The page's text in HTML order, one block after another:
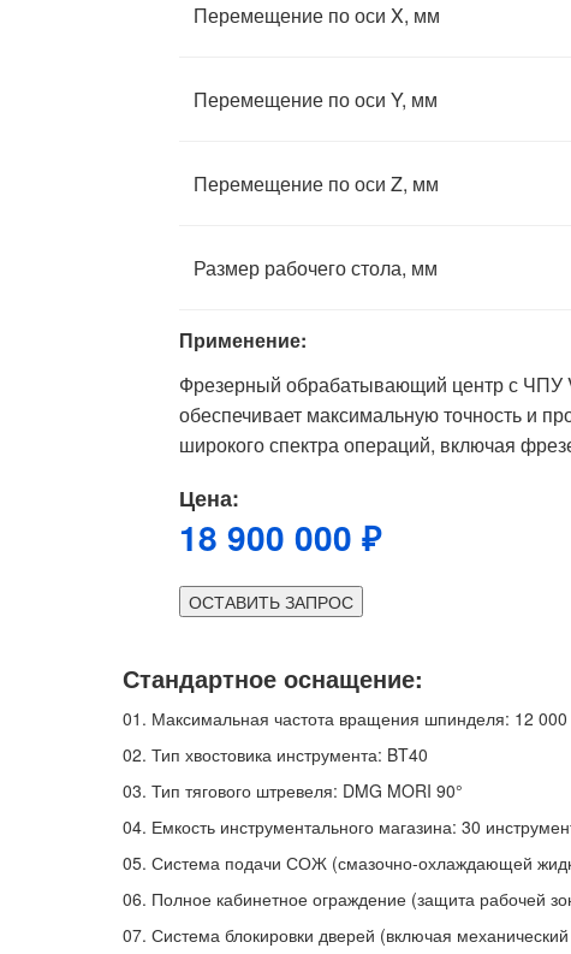
Перемещение по оси X, мм
Перемещение по оси Y, мм
Перемещение по оси Z, мм
Размер рабочего стола, мм
Применение:
Фрезерный обрабатывающий центр с ЧПУ
обеспечивает максимальную точность и
широкого спектра операций, включая
Цена:
18 900 000 ₽
ОСТАВИТЬ ЗАПРОС
Стандартное оснащение:
01. Максимальная частота вращения шпинделя: 12
02. Тип хвостовика инструмента: BT40
03. Тип тягового штревеля: DMG MORI 90°
04. Емкость инструментального магазина: 30
05. Система подачи СОЖ (смазочно-охлаждающей
06. Полное кабинетное ограждение (защита рабочей
07. Система блокировки дверей (включая